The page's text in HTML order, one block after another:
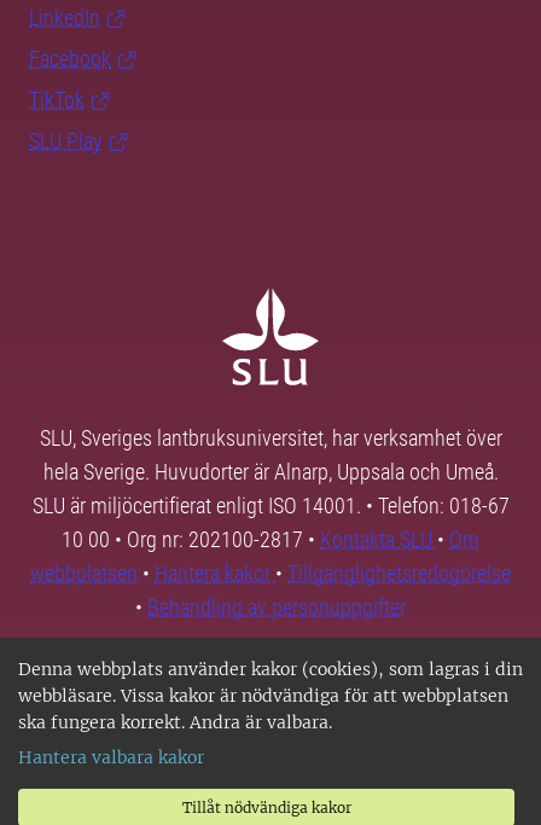
Denna webbplats använder kakor (cookies), som lagras i din
webbläsare. Vissa kakor är nödvändiga för att webbplatsen
ska fungera korrekt. Andra är valbara.
Hantera valbara kakor
Tillåt nödvändiga kakor
LinkedIn
Facebook
TikTok
SLU Play
SLU, Sveriges lantbruksuniversitet, har verksamhet över
hela Sverige. Huvudorter är Alnarp, Uppsala och Umeå.
SLU är miljöcertifierat enligt ISO 14001. • Telefon: 018-67
10 00 • Org nr: 202100-2817 • Kontakta SLU • Om
webbplatsen • Hantera kakor • Tillgänglighetsredogörelse
• Behandling av personuppgifter